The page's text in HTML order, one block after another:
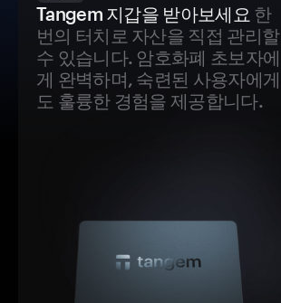
Tangem 지갑을 받아보세요 한
번의 터치로 자산을 직접 관리할
수 있습니다. 암호화폐 초보자에
게 완벽하며, 숙련된 사용자에게
도 훌륭한 경험을 제공합니다.